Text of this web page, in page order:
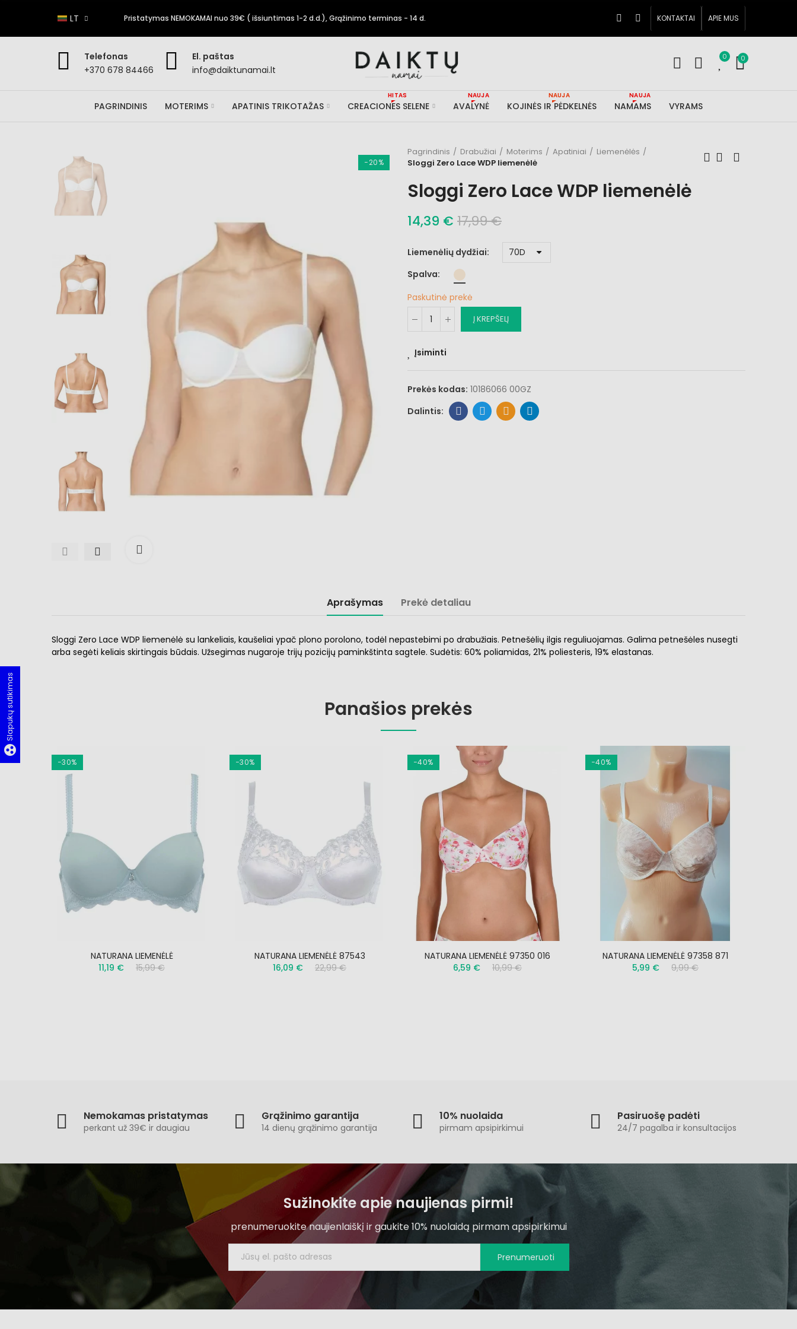
LT Pristatymas NEMOKAMAI nuo 39€ ( išsiuntimas 1-2 d.d.), Grąžinimo terminas - 14 d. KONTAKTAI APIE MUS
Telefonas
+370 678 84466
El. paštas
info@daiktunamai.lt
0 0
PAGRINDINIS MOTERIMS APATINIS TRIKOTAŽAS CREACIONES SELENE
HITAS
AVALYNĖ
NAUJA
KOJINĖS IR PĖDKELNĖS
NAUJA
NAMAMS
NAUJA
VYRAMS
−20%
Pagrindinis Drabužiai Moterims Apatiniai
Liemenėlės
Sloggi Zero Lace WDP liemenėlė
Sloggi Zero Lace WDP liemenėlė
14,39 € 17,99 €
Liemenėlių dydžiai
Spalva
Paskutinė prekė
Į KREPŠELĮ
Įsiminti
Prekės kodas: 10186066 00GZ
Aprašymas Prekė detaliau
Sloggi Zero Lace WDP liemenėlė su lankeliais, kaušeliai ypač plono porolono, todėl nepastebimi po drabužiais. Petnešėlių ilgis reguliuojamas. Galima petnešėles nusegti
arba segėti keliais skirtingais būdais. Užsegimas nugaroje trijų pozicijų paminkštinta sagtele. Sudėtis: 60% poliamidas, 21% poliesteris, 19% elastanas.
Panašios prekės
−30%
NATURANA LIEMENĖLĖ
11,19 €
15,99 €
−30%
NATURANA LIEMENĖLĖ 87543
16,09 €
22,99 €
−40%
NATURANA LIEMENĖLĖ 97350 016
6,59 €
10,99 €
−40%
NATURANA LIEMENĖLĖ 97358 871
5,99 €
9,99 €
Nemokamas pristatymas
perkant už 39€ ir daugiau
Grąžinimo garantija
14 dienų grąžinimo garantija
10% nuolaida
pirmam apsipirkimui
Pasiruošę padėti
24/7 pagalba ir konsultacijos
Sužinokite apie naujienas pirmi!
prenumeruokite naujienlaiškį ir gaukite 10% nuolaidą pirmam apsipirkimui
Prenumeruoti
group_work
Slapukų sutikimas